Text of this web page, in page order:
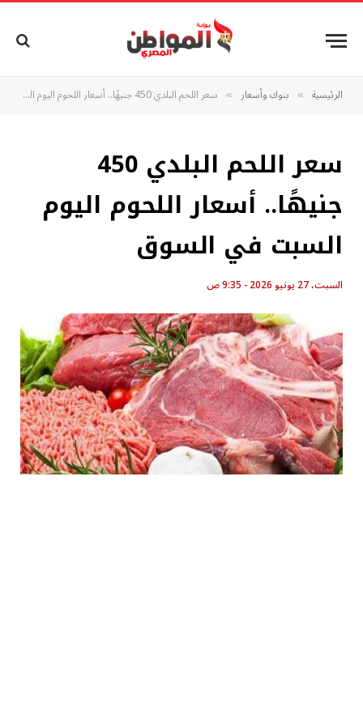
الرئيسية » بنوك وأسعار » سعر اللحم البلدي 450 جنيهًا.. أسعار اللحوم اليوم السبت في السوق
سعر اللحم البلدي 450
جنيهًا.. أسعار اللحوم اليوم
السبت في السوق
السبت، 27 يونيو 2026 - 9:35 ص